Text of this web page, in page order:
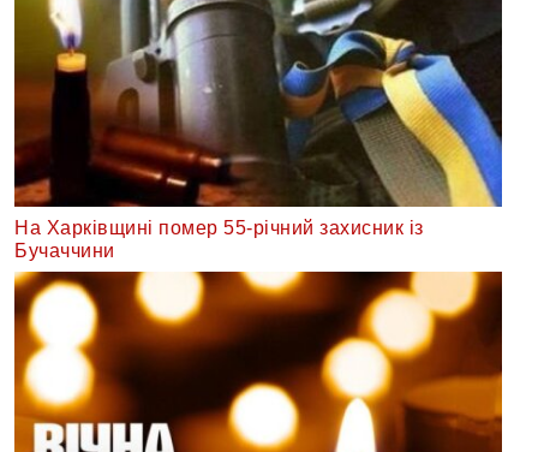
На Харківщині помер 55-річний захисник із
Бучаччини